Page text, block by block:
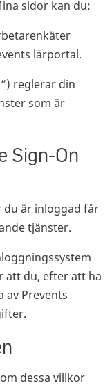
sidor kan du:
lärportal.
reglerar din
som är
Sign-On
du är inloggad får
tjänster.
att du, efter att ha
av Prevents
dessa villkor